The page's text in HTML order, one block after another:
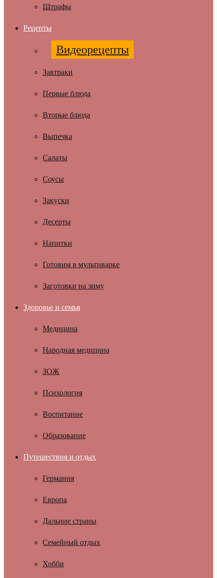
Штрафы
Рецепты
Видеорецепты
Завтраки
Первые блюда
Вторые блюда
Выпечка
Салаты
Соусы
Закуски
Десерты
Напитки
Готовим в мультиварке
Заготовки на зиму
Здоровье и семья
Медицина
Народная медицина
ЗОЖ
Психология
Воспитание
Образование
Путешествия и отдых
Германия
Европа
Дальние страны
Семейный отдых
Хобби